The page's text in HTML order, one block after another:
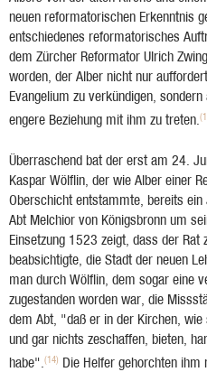
neuen reformatorischen Erkenntnis
entschiedenes reformatorisches
dem Zürcher Reformator Ulrich
worden, der Alber nicht nur
Evangelium zu verkündigen,
engere Beziehung mit ihm zu treten.
Überraschend bat der erst am 24.
Kaspar Wölflin, der wie Alber einer
Oberschicht entstammte, bereits
Abt Melchior von Königsbronn um
Einsetzung 1523 zeigt, dass der Rat
beabsichtigte, die Stadt der neuen
man durch Wölflin, dem sogar eine
zugestanden worden war, die
dem Abt, "daß er in der Kirchen,
und gar nichts zeschaffen, bieten,
habe".(14) Die Helfer gehorchten